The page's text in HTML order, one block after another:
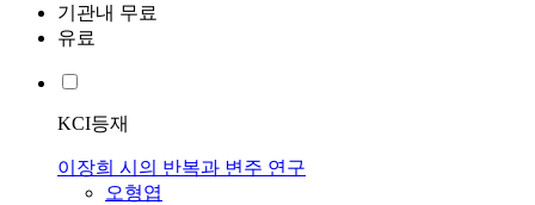
기관내 무료
유료
KCI등재
이장희 시의 반복과 변주 연구
오형엽